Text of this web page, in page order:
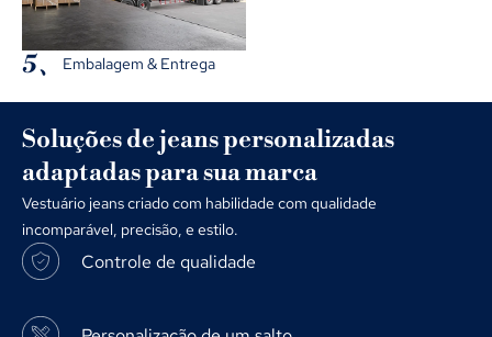
5、 Embalagem & Entrega
Soluções de jeans personalizadas
adaptadas para sua marca
Vestuário jeans criado com habilidade com qualidade
incomparável, precisão, e estilo.
Controle de qualidade